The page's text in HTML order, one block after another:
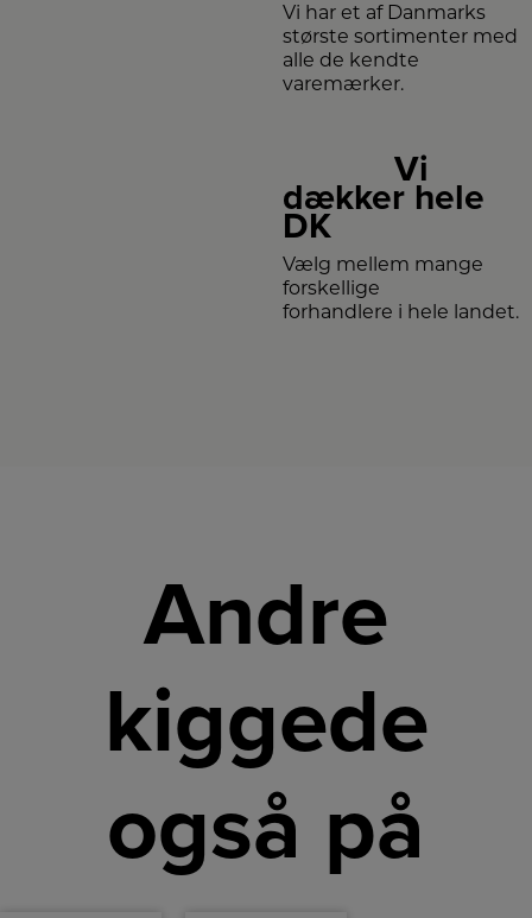
Vi har et af Danmarks
største sortimenter med
alle de kendte
varemærker.
Vi
dækker hele
DK
Vælg mellem mange
forskellige
forhandlere i hele landet.
Andre
kiggede
også på